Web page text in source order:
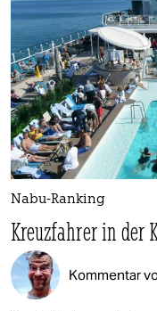
Nabu-Ranking
Kreuzfahrer in der
Kommentar